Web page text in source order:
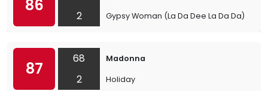
86
2
Gypsy Woman (La Da Dee La Da Da)
87
68
2
Madonna
Holiday